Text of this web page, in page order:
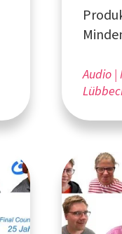
Audio